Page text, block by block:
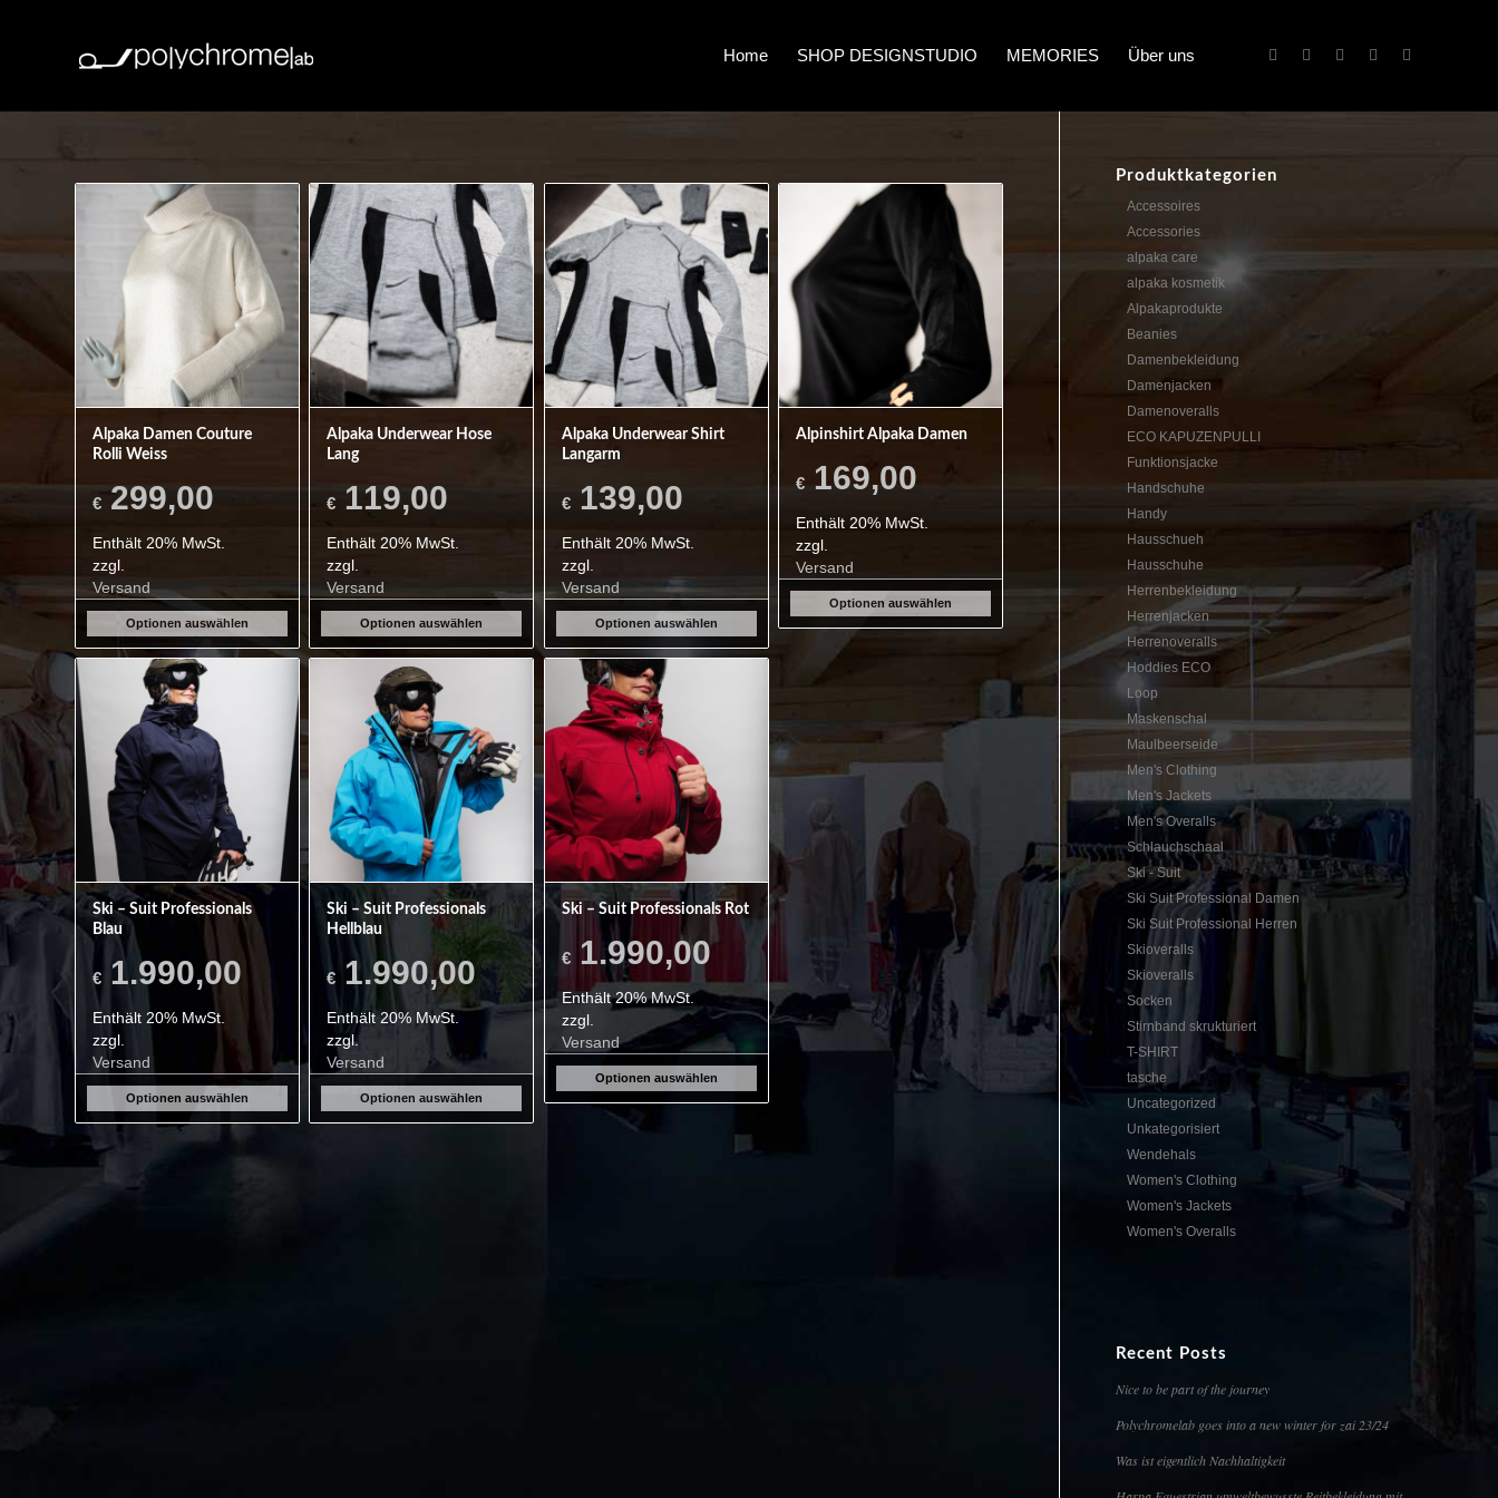
Home SHOP DESIGNSTUDIO MEMORIES Über uns
Alpaka Damen Couture
Rolli Weiss
€299,00
Enthält 20% MwSt.
zzgl.
Versand
Optionen auswählen
Alpaka Underwear Hose
Lang
€ 119,00
Enthält 20% MwSt.
zzgl.
Versand
Optionen auswählen
Alpaka Underwear Shirt
Langarm
€139,00
Enthält 20% MwSt.
zzgl.
Versand
Optionen auswählen
Alpinshirt Alpaka Damen
€ 169,00
Enthält 20% MwSt.
zzgl.
Versand
Optionen auswählen
Ski – Suit Professionals
Blau
€ 1.990,00
Enthält 20% MwSt.
zzgl.
Versand
Optionen auswählen
Ski – Suit Professionals
Hellblau
€ 1.990,00
Enthält 20% MwSt.
zzgl.
Versand
Optionen auswählen
Ski – Suit Professionals Rot
€1.990,00
Enthält 20% MwSt.
zzgl.
Versand
Optionen auswählen
Produktkategorien
Accessoires
Accessories
alpaka care
alpaka kosmetik
Alpakaprodukte
Beanies
Damenbekleidung
Damenjacken
Damenoveralls
ECO KAPUZENPULLI
Funktionsjacke
Handschuhe
Handy
Hausschueh
Hausschuhe
Herrenbekleidung
Herrenjacken
Herrenoveralls
Hoddies ECO
Loop
Maskenschal
Maulbeerseide
Men's Clothing
Men's Jackets
Men's Overalls
Schlauchschaal
Ski - Suit
Ski Suit Professional Damen
Ski Suit Professional Herren
Skioveralls
Skioveralls
Socken
Stirnband skrukturiert
T-SHIRT
tasche
Uncategorized
Unkategorisiert
Wendehals
Women's Clothing
Women's Jackets
Women's Overalls
Recent Posts
Nice to be part of the journey
Polychromelab goes into a new winter for zai 23/24
Was ist eigentlich Nachhaltigkeit